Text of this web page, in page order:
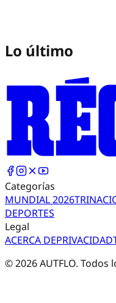
Lo último
Categorías
MUNDIAL 2026TRI
DEPORTES
Legal
ACERCA DEPRIVACIDAD
©2026AUTFLO.